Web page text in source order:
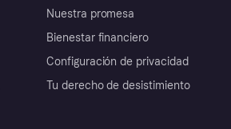
Nuestra promesa
Bienestar financiero
Configuración de privacidad
Tu derecho de desistimiento